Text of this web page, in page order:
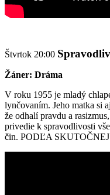
Štvrtok 20:00
Žáner: Dráma
V roku 1955 je mladý
lynčovaním. Jeho matka si
že odhalí pravdu a
privedie k spravodlivosti
čin. PODĽA